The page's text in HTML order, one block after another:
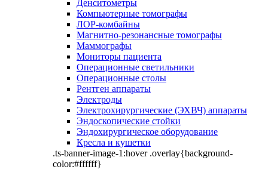
Денситометры
Компьютерные томографы
ЛОР-комбайны
Магнитно-резонансные томографы
Маммографы
Мониторы пациента
Операционные светильники
Операционные столы
Рентген аппараты
Электроды
Электрохирургические (ЭХВЧ) аппараты
Эндоскопические стойки
Эндохирургическое оборудование
Кресла и кушетки
.ts-banner-image-1:hover .overlay{background-
color:#ffffff}